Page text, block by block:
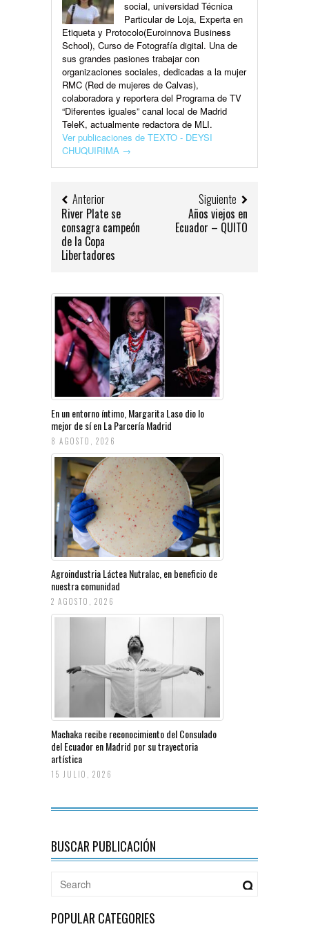
social, universidad Técnica
Particular de Loja, Experta en
Etiqueta y Protocolo(Euroinnova Business
School), Curso de Fotografía digital. Una de
sus grandes pasiones trabajar con
organizaciones sociales, dedicadas a la mujer
RMC (Red de mujeres de Calvas),
colaboradora y reportera del Programa de TV
“Diferentes iguales” canal local de Madrid
TeleK, actualmente redactora de MLI.
Ver publicaciones de TEXTO - DEYSI
CHUQUIRIMA →
Anterior
River Plate se
consagra campeón
de la Copa
Libertadores
Siguiente
Años viejos en
Ecuador – QUITO
En un entorno íntimo, Margarita Laso dio lo
mejor de sí en La Parcería Madrid
8 AGOSTO, 2026
Agroindustria Láctea Nutralac, en beneficio de
nuestra comunidad
2 AGOSTO, 2026
Machaka recibe reconocimiento del Consulado
del Ecuador en Madrid por su trayectoria
artística
15 JULIO, 2026
BUSCAR PUBLICACIÓN
POPULAR CATEGORIES